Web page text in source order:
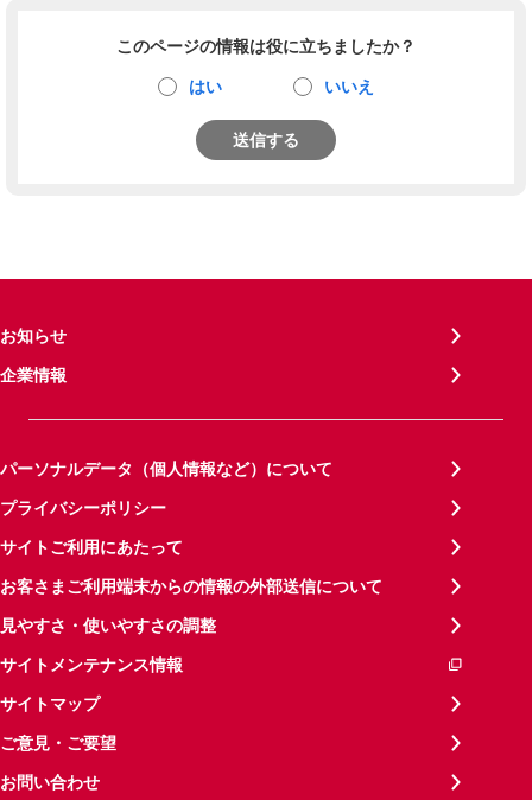
このページの情報は役に立ちましたか？
はい いいえ
送信する
お知らせ
企業情報
パーソナルデータ（個人情報など）について
プライバシーポリシー
サイトご利用にあたって
お客さまご利用端末からの情報の外部送信について
見やすさ・使いやすさの調整
サイトメンテナンス情報
サイトマップ
ご意見・ご要望
お問い合わせ